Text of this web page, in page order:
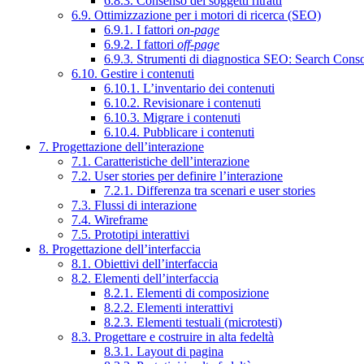
6.9. Ottimizzazione per i motori di ricerca (SEO)
6.9.1. I fattori on-page
6.9.2. I fattori off-page
6.9.3. Strumenti di diagnostica SEO: Search
6.10. Gestire i contenuti
6.10.1. L’inventario dei contenuti
6.10.2. Revisionare i contenuti
6.10.3. Migrare i contenuti
6.10.4. Pubblicare i contenuti
7. Progettazione dell’interazione
7.1. Caratteristiche dell’interazione
7.2. User stories per definire l’interazione
7.2.1. Differenza tra scenari e user stories
7.3. Flussi di interazione
7.4. Wireframe
7.5. Prototipi interattivi
8. Progettazione dell’interfaccia
8.1. Obiettivi dell’interfaccia
8.2. Elementi dell’interfaccia
8.2.1. Elementi di composizione
8.2.2. Elementi interattivi
8.2.3. Elementi testuali (microtesti)
8.3. Progettare e costruire in alta fedeltà
8.3.1. Layout di pagina